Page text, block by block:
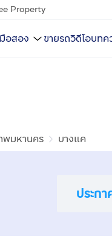
Property
อสอง ขายรถวิดีโอบทค
พมหานคร บางแค
ประก